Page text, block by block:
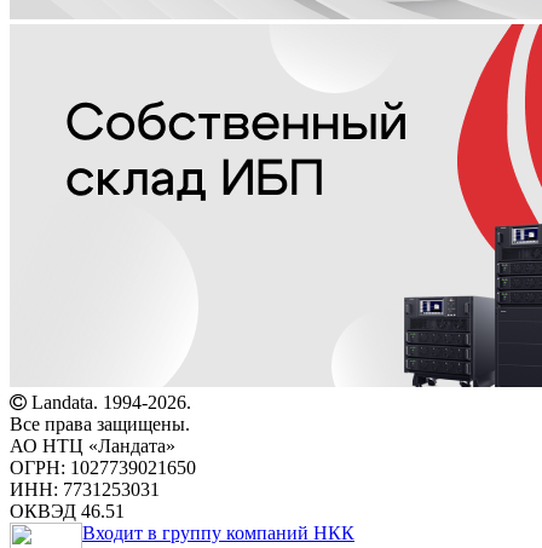
Landata. 1994-2026.
Все права защищены.
АО НТЦ «Ландата»
ОГРН: 1027739021650
ИНН: 7731253031
ОКВЭД 46.51
Входит в группу компаний НКК